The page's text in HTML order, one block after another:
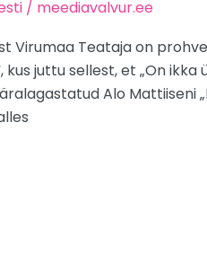
/ meediavalvur.ee
Virumaa Teataja on
kus juttu sellest, et „On
Alo Mattiiseni